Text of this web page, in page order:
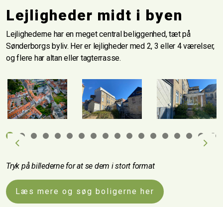
Lejligheder midt i byen
Lejlighederne har en meget central beliggenhed, tæt på
Sønderborgs byliv. Her er lejligheder med 2, 3 eller 4 værelser,
og flere har altan eller tagterrasse.
Previous
Next
Tryk på billederne for at se dem i stort format
Læs mere og søg boligerne her